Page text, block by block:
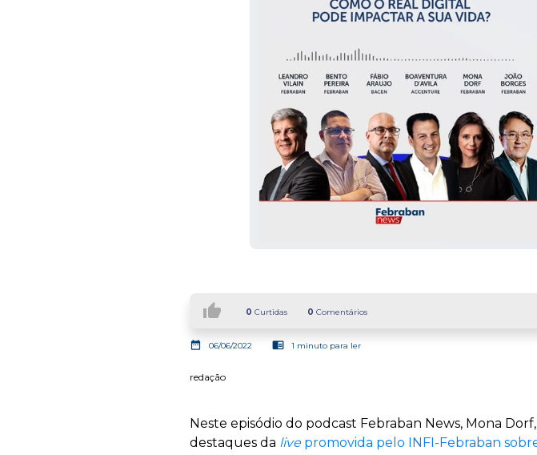
thumb_up 0 Curtidas 0 Comentários
date_range 06/06/2022 chrome_reader_mode 1 minuto para ler
redação
Neste episódio do podcast Febraban News, Mona
destaques da live promovida pelo INFI-Febraban